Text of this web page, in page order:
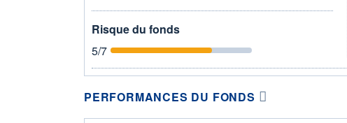
Risque du fonds
5/7
PERFORMANCES DU FONDS